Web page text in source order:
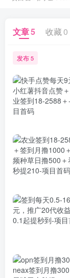
文章5 收藏 0
发布 5